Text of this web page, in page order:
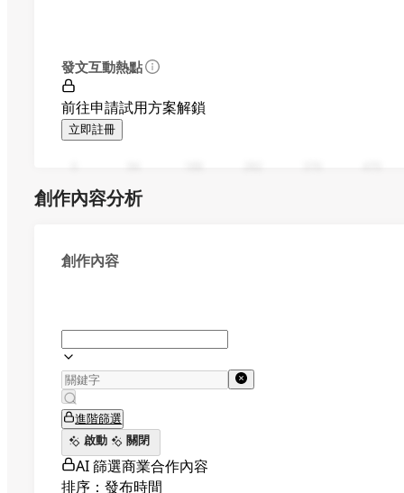
發文互動熱點
前往申請試用方案解鎖
立即註冊
創作內容分析
創作內容
進階篩選
啟動
關閉
AI 篩選商業合作內容
排序：發布時間